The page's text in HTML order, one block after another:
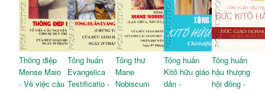
Thông điệp
Mense Maio
- Về việc cầu
Tông huấn
Evangelica
Testificatio -
Tông thư
Mane
Nobiscum
Tông huấn
Kitô hữu giáo
dân -
Tông huấn
hậu thượng
hội đồng -